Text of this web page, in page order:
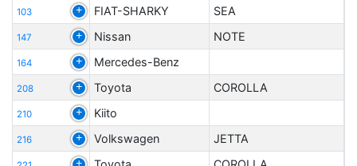
103 FIAT-SHARKY SEA
147 Nissan NOTE
164 Mercedes-Benz
208 Toyota COROLLA
210 Kiito
216 Volkswagen JETTA